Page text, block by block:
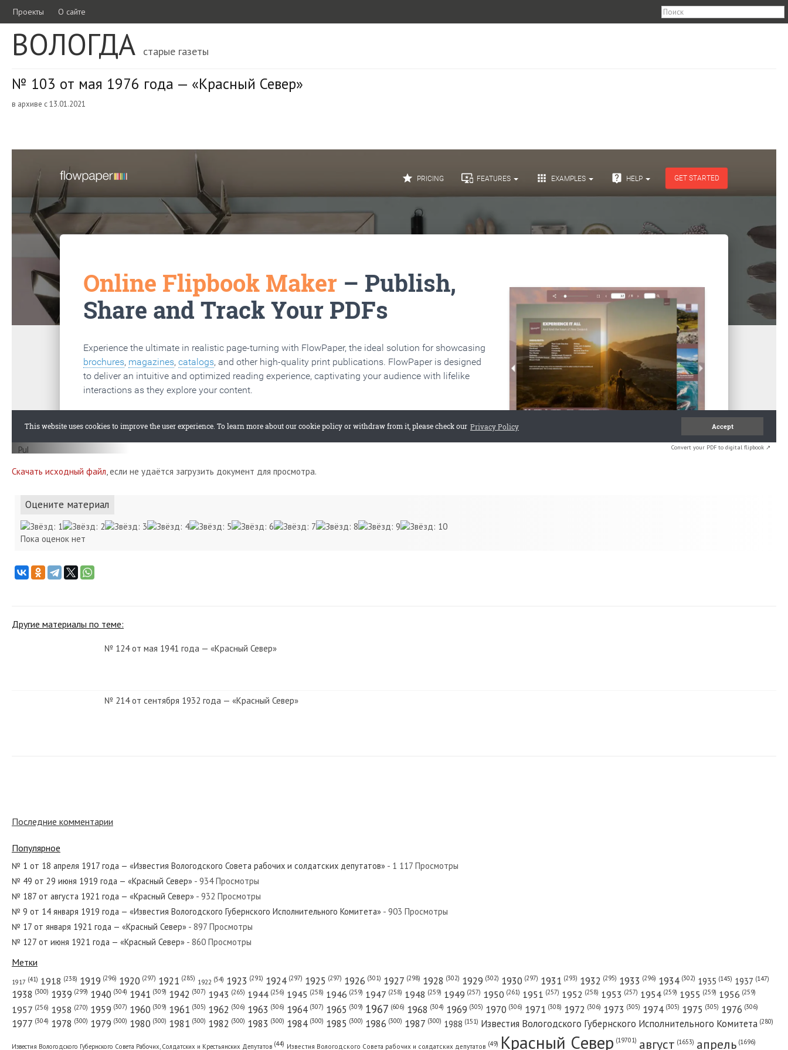
Проекты О сайте
ВОЛОГДА старые газеты
№ 103 от мая 1976 года — «Красный Север»
в архиве с 13.01.2021
Convert your PDF to digital flipbook ↗
Скачать исходный файл, если не удаётся загрузить документ для просмотра.
Оцените материал
Пока оценок нет
Другие материалы по теме:
№ 124 от мая 1941 года — «Красный Север»
№ 214 от сентября 1932 года — «Красный Север»
№ 271 от ноября 1925 года — «Красный Север»
№ 99 от апреля 1982 года — «Красный Север»
Последние комментарии
Популярное
№ 1 от 18 апреля 1917 года — «Известия Вологодского Совета рабочих и солдатских депутатов» - 1 117 Просмотры
№ 49 от 29 июня 1919 года — «Красный Север» - 934 Просмотры
№ 187 от августа 1921 года — «Красный Север» - 932 Просмотры
№ 9 от 14 января 1919 года — «Известия Вологодского Губернского Исполнительного Комитета» - 903 Просмотры
№ 17 от января 1921 года — «Красный Север» - 897 Просмотры
№ 127 от июня 1921 года — «Красный Север» - 860 Просмотры
Метки
1917 (41) 1918 (238) 1919 (296) 1920 (297) 1921 (285) 1922 (54) 1923 (291) 1924 (297) 1925 (297) 1926 (301) 1927 (298) 1928 (302) 1929 (302) 1930 (297) 1931 (293) 1932 (295) 1933 (296) 1934 (302) 1935 (145) 1937 (147)
1938 (300) 1939 (299) 1940 (304) 1941 (309) 1942 (307) 1943 (265) 1944 (256) 1945 (258) 1946 (259) 1947 (258) 1948 (259) 1949 (257) 1950 (261) 1951 (257) 1952 (258) 1953 (257) 1954 (259) 1955 (259) 1956 (259)
1957 (256) 1958 (270) 1959 (307) 1960 (309) 1961 (305) 1962 (306) 1963 (306) 1964 (307) 1965 (309) 1967 (606) 1968 (304) 1969 (305) 1970 (306) 1971 (308) 1972 (306) 1973 (305) 1974 (305) 1975 (305) 1976 (306)
1977 (304) 1978 (300) 1979 (300) 1980 (300) 1981 (300) 1982 (300) 1983 (300) 1984 (300) 1985 (300) 1986 (300) 1987 (300) 1988 (151) Известия Вологодского Губернского Исполнительного Комитета (280)
Известия Вологодского Губернского Совета Рабочих, Солдатских и Крестьянских Депутатов (44) Известия Вологодского Совета рабочих и солдатских депутатов (49) Красный Cевер (19701) август (1653) апрель (1696)